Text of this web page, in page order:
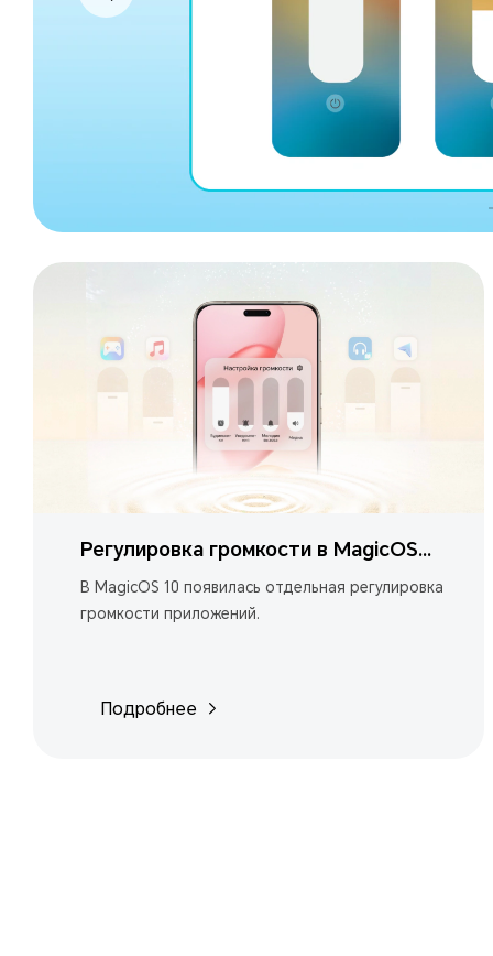
Регулировка громкости в MagicOS
10
В MagicOS 10 появилась отдельная регулировка
громкости приложений.
Подробнее